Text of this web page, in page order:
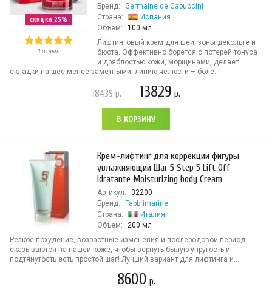
скидка 25%
1 отзыв
Бренд:
Germaine de Capuccini
Страна:
Испания
Объем:
100 мл
Лифтинговый крем для шеи, зоны декольте и
бюста. Эффективно борется с потерей тонуса
и дряблостью кожи, морщинами, делает
складки на шее менее заметными, линию челюсти – боле...
18439р. 13829 р.
В КОРЗИНУ
Крем-лифтинг для коррекции фигуры
увлажняющий Шаг 5 Step 5 Lift Off
Idratante Moisturizing body Cream
Артикул:
32200
Бренд:
Fabbrimarine
Страна:
Италия
Объем:
200 мл
Резкое похудение, возрастные изменения и послеродовой период
сказываются на нашей коже, чтобы вернуть былую упругость и
подтянутость есть простой шаг! Лучший вариант для лифтинга и...
8600 р.